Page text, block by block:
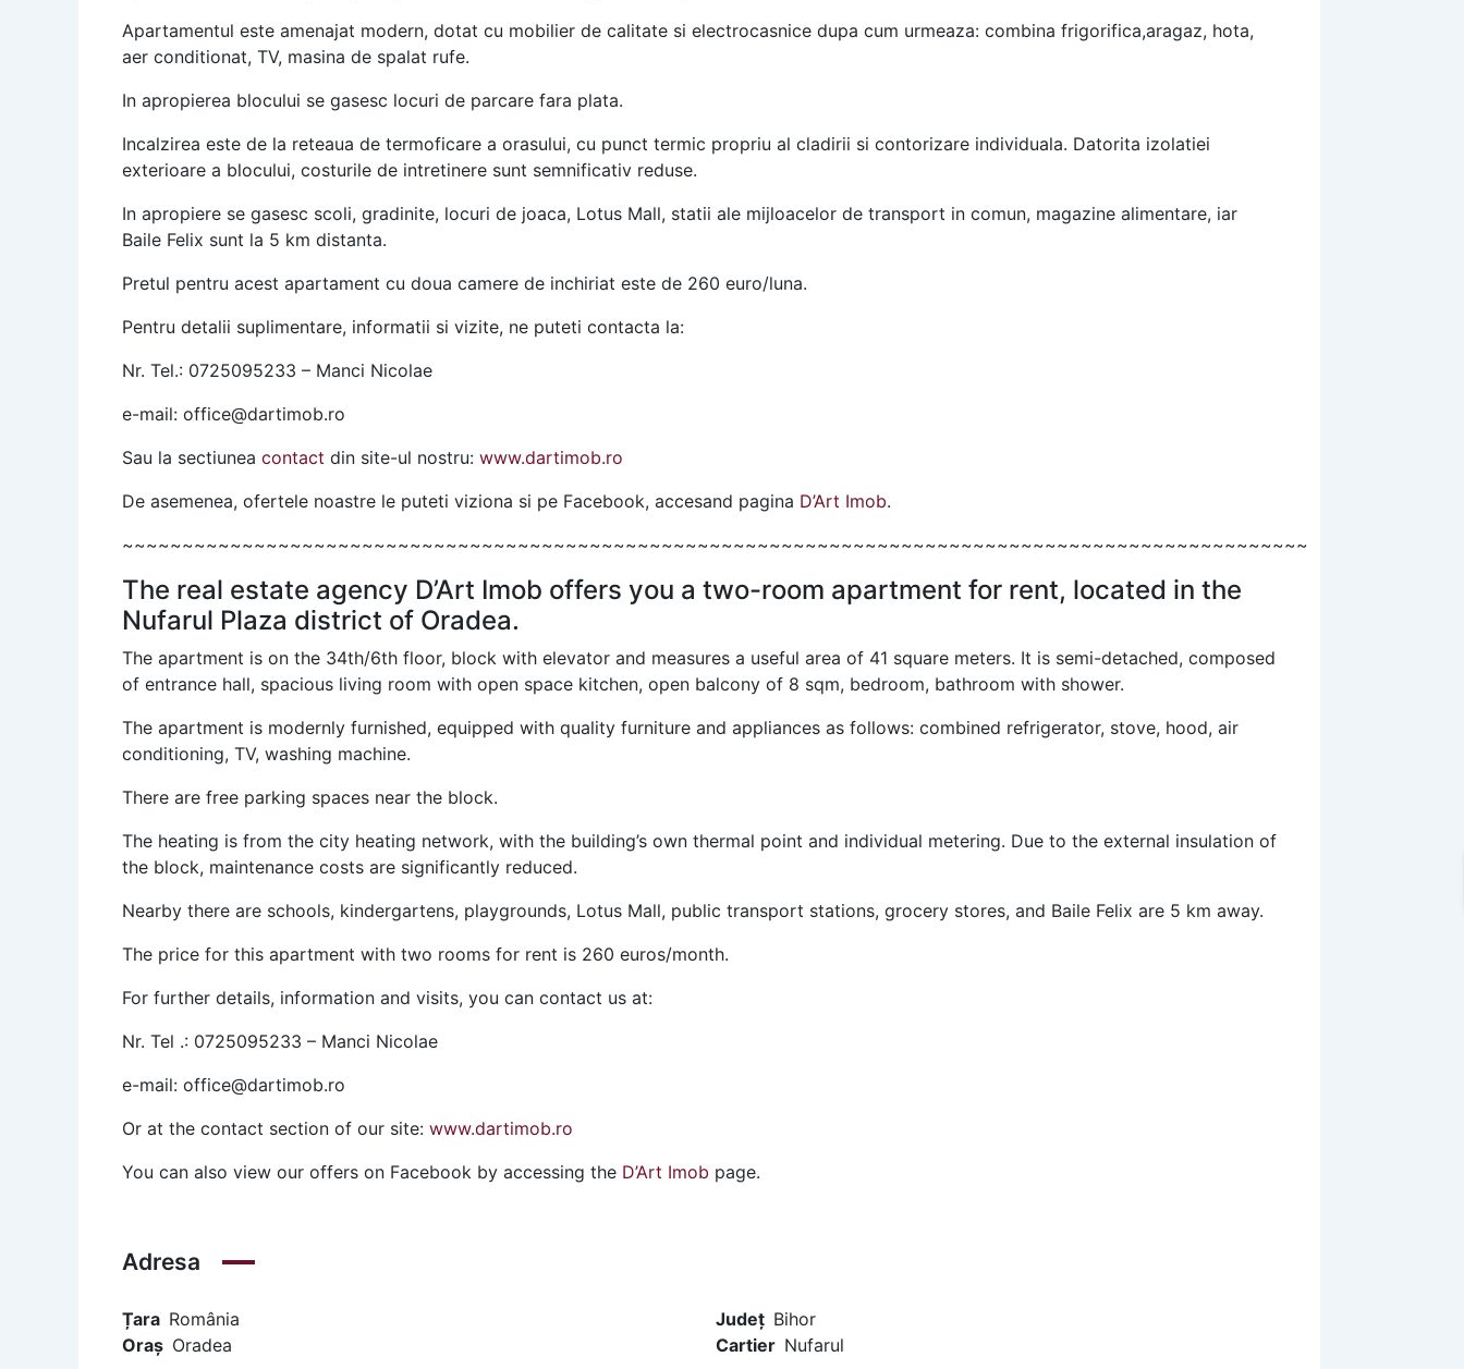
Apartamentul este amenajat modern, dotat cu mobilier de calitate si electrocasnice dupa cum urmeaza: combina frigorifica,aragaz, hota,
aer conditionat, TV, masina de spalat rufe.
In apropierea blocului se gasesc locuri de parcare fara plata.
Incalzirea este de la reteaua de termoficare a orasului, cu punct termic propriu al cladirii si contorizare individuala. Datorita izolatiei
exterioare a blocului, costurile de intretinere sunt semnificativ reduse.
In apropiere se gasesc scoli, gradinite, locuri de joaca, Lotus Mall, statii ale mijloacelor de transport in comun, magazine alimentare, iar
Baile Felix sunt la 5 km distanta.
Pretul pentru acest apartament cu doua camere de inchiriat este de 260 euro/luna.
Pentru detalii suplimentare, informatii si vizite, ne puteti contacta la:
Nr. Tel.: 0725095233 – Manci Nicolae
e-mail: office@dartimob.ro
Sau la sectiunea contact din site-ul nostru: www.dartimob.ro
De asemenea, ofertele noastre le puteti viziona si pe Facebook, accesand pagina D’Art Imob.
~~~~~~~~~~~~~~~~~~~~~~~~~~~~~~~~~~~~~~~~~~~~~~~~~~~~~~~~~~~~~~~~~~~~~~~~~~~~~~~~~~~~~~~~~~~~~~~~~~~
The real estate agency D’Art Imob offers you a two-room apartment for rent, located in the
Nufarul Plaza district of Oradea.
The apartment is on the 34th/6th floor, block with elevator and measures a useful area of 41 square meters. It is semi-detached, composed
of entrance hall, spacious living room with open space kitchen, open balcony of 8 sqm, bedroom, bathroom with shower.
The apartment is modernly furnished, equipped with quality furniture and appliances as follows: combined refrigerator, stove, hood, air
conditioning, TV, washing machine.
There are free parking spaces near the block.
The heating is from the city heating network, with the building’s own thermal point and individual metering. Due to the external insulation of
the block, maintenance costs are significantly reduced.
Nearby there are schools, kindergartens, playgrounds, Lotus Mall, public transport stations, grocery stores, and Baile Felix are 5 km away.
The price for this apartment with two rooms for rent is 260 euros/month.
For further details, information and visits, you can contact us at:
Nr. Tel .: 0725095233 – Manci Nicolae
e-mail: office@dartimob.ro
Or at the contact section of our site: www.dartimob.ro
You can also view our offers on Facebook by accessing the D’Art Imob page.
Adresa
Țara România Județ Bihor
Oraș Oradea Cartier Nufarul